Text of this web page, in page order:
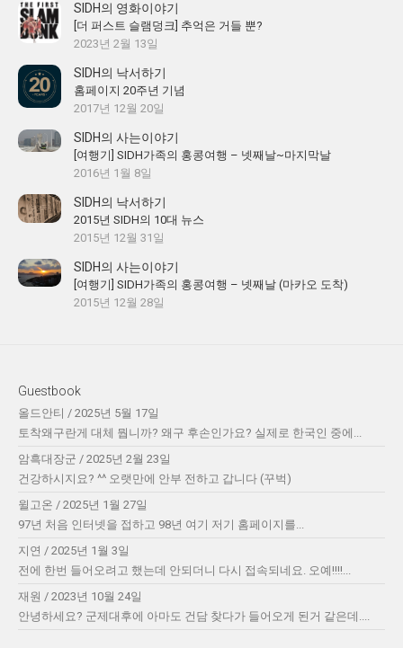
SIDH의 영화이야기
[더 퍼스트 슬램덩크] 추억은 거들 뿐?
2023년 2월 13일
SIDH의 낙서하기
홈페이지 20주년 기념
2017년 12월 20일
SIDH의 사는이야기
[여행기] SIDH가족의 홍콩여행 – 넷째날~마지막날
2016년 1월 8일
SIDH의 낙서하기
2015년 SIDH의 10대 뉴스
2015년 12월 31일
SIDH의 사는이야기
[여행기] SIDH가족의 홍콩여행 – 넷째날 (마카오 도착)
2015년 12월 28일
Guestbook
올드안티 / 2025년 5월 17일
토착왜구란게 대체 뭡니까? 왜구 후손인가요? 실제로 한국인 중에...
암흑대장군 / 2025년 2월 23일
건강하시지요? ^^ 오랫만에 안부 전하고 갑니다 (꾸벅)
윌고온 / 2025년 1월 27일
97년 처음 인터넷을 접하고 98년 여기 저기 홈페이지를...
지연 / 2025년 1월 3일
전에 한번 들어오려고 했는데 안되더니 다시 접속되네요. 오예!!!!...
재원 / 2023년 10월 24일
안녕하세요? 군제대후에 아마도 건담 찾다가 들어오게 된거 같은데....